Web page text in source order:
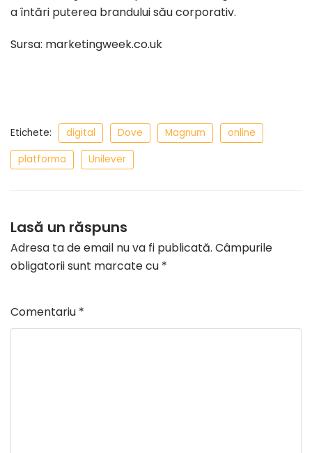
a întări puterea brandului său corporativ.
Sursa: marketingweek.co.uk
Etichete: digital Dove Magnum
online
platforma
Unilever
Lasă un răspuns
Adresa ta de email nu va fi publicată. Câmpurile
obligatorii sunt marcate cu *
Comentariu *